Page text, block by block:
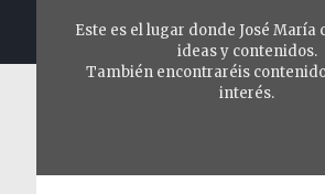
Este es el lugar donde José María
ideas y contenidos.
También encontraréis
interés.